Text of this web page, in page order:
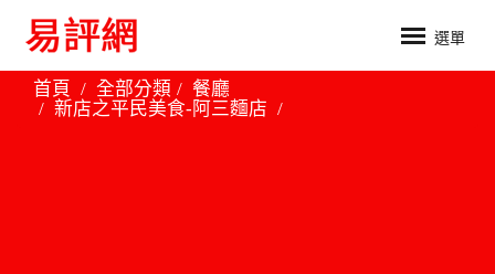
選單
首頁 全部分類
餐廳
新店之平民美食-阿三麵店